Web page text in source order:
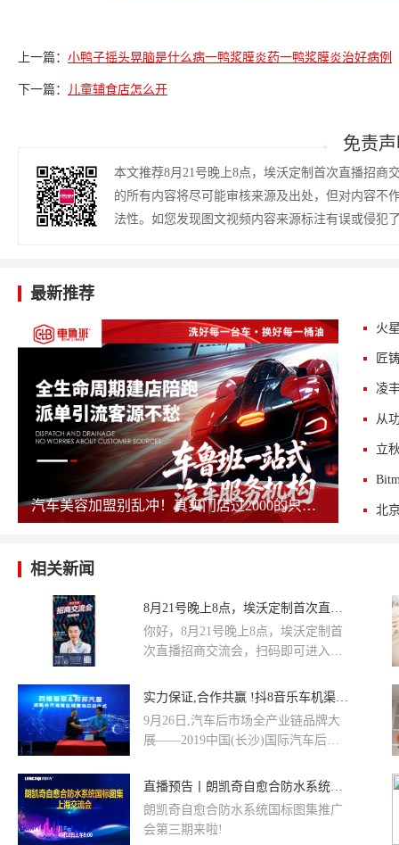
上一篇： 小鸭子摇头晃脑是什么病一鸭浆膜炎药一鸭浆膜炎治好病例
下一篇： 儿童辅食店怎么开
免责
本文推荐8月21号晚上8点，埃沃定制首次直播招商
的所有内容将尽可能审核来源及出处，但对内容不
法性。如您发现图文视频内容来源标注有误或侵犯
最新推荐
汽车美容加盟别乱冲！真实门店过2000的只剩这几家，其余慎碰！
火
匠
相关新闻
8月21号晚上8点，埃沃定制首次直播招商交流会
你好，8月21号晚上8点，埃沃定制首
次直播招商交流会，扫码即可进入直
哦！
实力保证,合作共赢 !抖8音乐车机渠道品牌交流会暨授权仪式圆满举行
9月26日,汽车后市场全产业链品牌大
展——2019中国(长沙)国际汽车后市
行。
直播预告丨朗凯奇自愈合防水系统国标图集上海交流会即将开启
朗凯奇自愈合防水系统国标图集推广
会第三期来啦!